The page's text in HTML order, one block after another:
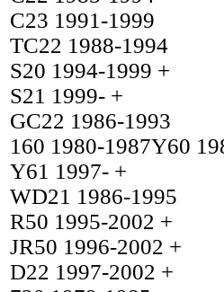
C23 1991-1999
TC22 1988-1994
S20 1994-1999 +
S21 1999- +
GC22 1986-1993
160 1980-1987Y60
Y61 1997- +
WD21 1986-1995
R50 1995-2002 +
JR50 1996-2002 +
D22 1997-2002 +